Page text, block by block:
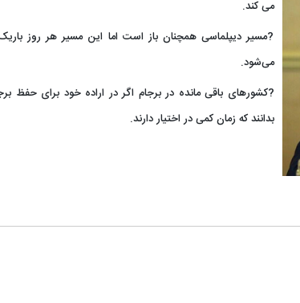
می کند.
?مسیر دیپلماسی همچنان باز است اما این مسیر هر روز
می‌شود.
?کشورهای باقی مانده در برجام اگر در اراده خود برای حفظ
بدانند که زمان کمی در اختیار دارند.